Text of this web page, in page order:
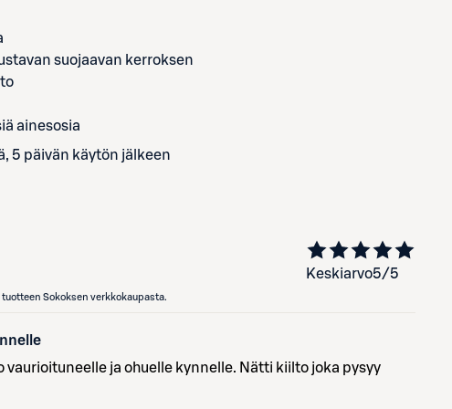
suojaavan kerroksen
ainesosia
5 päivän käytön jälkeen
Keskiarvo5/5
Sokoksen verkkokaupasta.
vaurioituneelle ja ohuelle kynnelle. Nätti kiilto joka pysyy